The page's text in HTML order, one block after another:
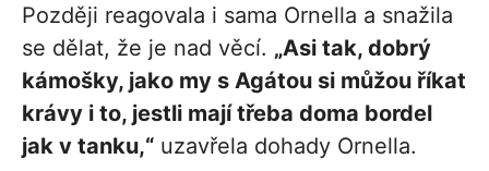
Později reagovala i sama Ornella a snažila
se dělat, že je nad věcí. „Asi tak, dobrý
kámošky, jako my s Agátou si můžou říkat
krávy i to, jestli mají třeba doma bordel
jak v tanku,“ uzavřela dohady Ornella.